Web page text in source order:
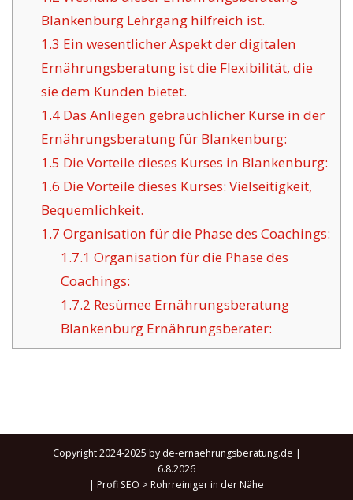
Blankenburg Lehrgang hilfreich ist.
1.3 Ein wesentlicher Aspekt der digitalen
Ernährungsberatung ist die Flexibilität, die
sie dem Kunden bietet.
1.4Das Anliegen gebräuchlicher Kurse in der
Ernährungsberatung für Blankenburg:
1.5 Die Vorteile dieses Kurses in Blankenburg:
1.6 Die Vorteile dieses Kurses: Vielseitigkeit,
Bequemlichkeit.
1.7 Organisation für die Phase des Coachings:
1.7.1 Organisation für die Phase des
Coachings:
1.7.2 Resümee Ernährungsberatung
Blankenburg Ernährungsberater:
Copyright 2024-2025 by de-ernaehrungsberatung.de |
6.8.2026
| Profi SEO > Rohrreiniger in der Nähe